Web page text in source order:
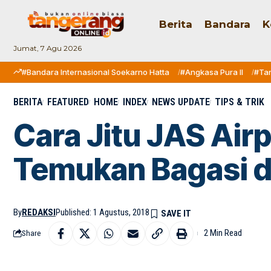
Jumat, 7 Agu 2026
Berita Bandara
#Bandara Internasional Soekarno Hatta #Angkasa Pura II
BERITA FEATURED HOME INDEX NEWS UPDATE TIPS & TRIK
Cara Jitu JAS
Temukan Bagasi
ByREDAKSIPublished: 1 Agustus, 2018
Share 2 Min Read